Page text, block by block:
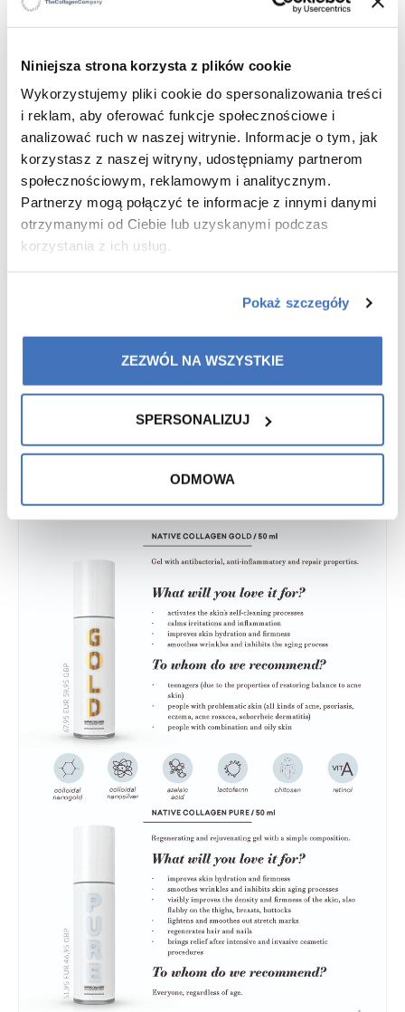
Niniejsza strona korzysta z plików cookie
Wykorzystujemy pliki cookie do spersonalizowania treści
i reklam, aby oferować funkcje społecznościowe i
analizować ruch w naszej witrynie. Informacje o tym, jak
korzystasz z naszej witryny, udostępniamy partnerom
społecznościowym, reklamowym i analitycznym.
Partnerzy mogą połączyć te informacje z innymi danymi
otrzymanymi od Ciebie lub uzyskanymi podczas
korzystania z ich usług.
Pokaż szczegóły
ZEZWÓL NA WSZYSTKIE
SPERSONALIZUJ
ODMOWA